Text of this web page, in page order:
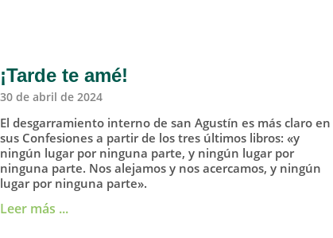
¡Tarde te amé!
30 de abril de 2024
El desgarramiento interno de san Agustín es más claro en
sus Confesiones a partir de los tres últimos libros: «y
ningún lugar por ninguna parte, y ningún lugar por
ninguna parte. Nos alejamos y nos acercamos, y ningún
lugar por ninguna parte».
Leer más ...